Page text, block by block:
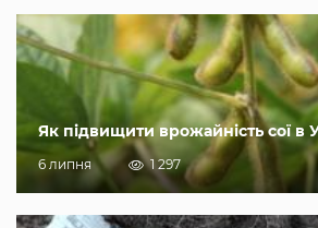
Як підвищити врожайність сої в
6 липня 1 297